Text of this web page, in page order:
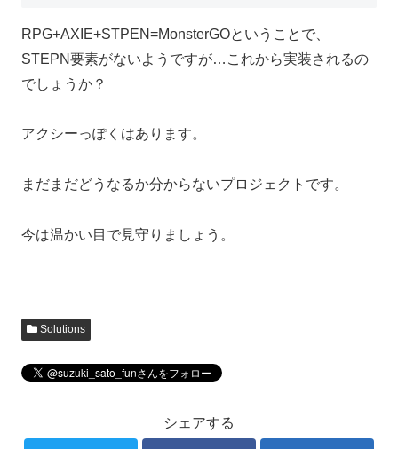
RPG+AXIE+STPEN=MonsterGOということで、
STEPN要素がないようですが…これから実装されるの
でしょうか？
アクシーっぽくはあります。
まだまだどうなるか分からないプロジェクトです。
今は温かい目で見守りましょう。
Solutions
シェアする